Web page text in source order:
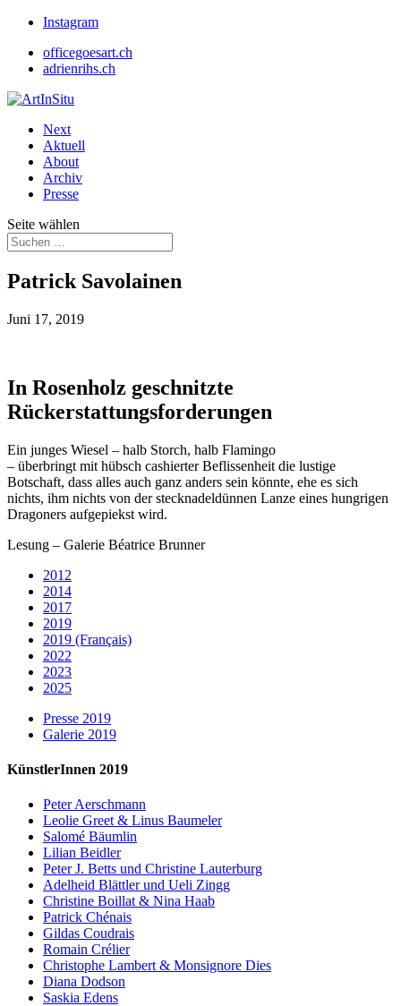
Instagram
officegoesart.ch
adrienrihs.ch
Next
Aktuell
About
Archiv
Presse
Seite wählen
Patrick Savolainen
Juni 17, 2019
In Rosenholz geschnitzte
Rückerstattungsforderungen
Ein junges Wiesel – halb Storch, halb Flamingo
– überbringt mit hübsch cashierter Beflissenheit die lustige
Botschaft, dass alles auch ganz anders sein könnte, ehe es sich
nichts, ihm nichts von der stecknadeldünnen Lanze eines hungrigen
Dragoners aufgepiekst wird.
Lesung – Galerie Béatrice Brunner
2012
2014
2017
2019
2019 (Français)
2022
2023
2025
Presse 2019
Galerie 2019
KünstlerInnen 2019
Peter Aerschmann
Leolie Greet & Linus Baumeler
Salomé Bäumlin
Lilian Beidler
Peter J. Betts und Christine Lauterburg
Adelheid Blättler und Ueli Zingg
Christine Boillat & Nina Haab
Patrick Chénais
Gildas Coudrais
Romain Crélier
Christophe Lambert & Monsignore Dies
Diana Dodson
Saskia Edens